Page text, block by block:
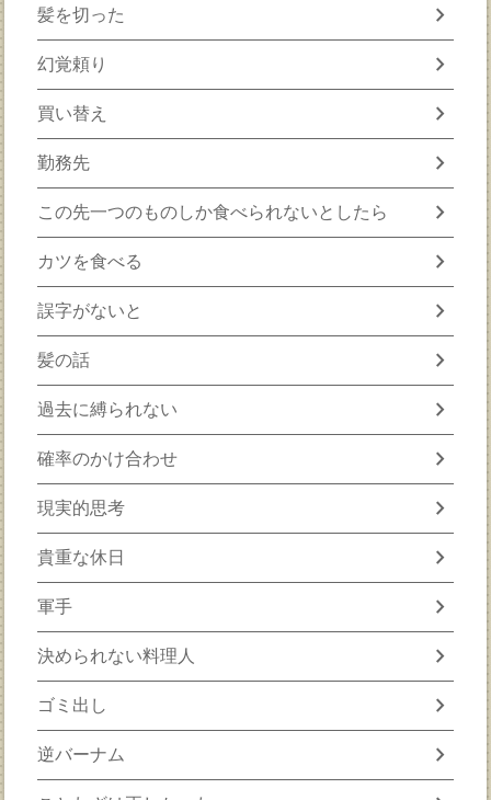
髪を切った chevron_right
幻覚頼り chevron_right
買い替え chevron_right
勤務先 chevron_right
この先一つのものしか食べられないとしたら chevron_right
カツを食べる chevron_right
誤字がないと chevron_right
髪の話 chevron_right
過去に縛られない chevron_right
確率のかけ合わせ chevron_right
現実的思考 chevron_right
貴重な休日 chevron_right
軍手 chevron_right
決められない料理人 chevron_right
ゴミ出し chevron_right
逆バーナム chevron_right